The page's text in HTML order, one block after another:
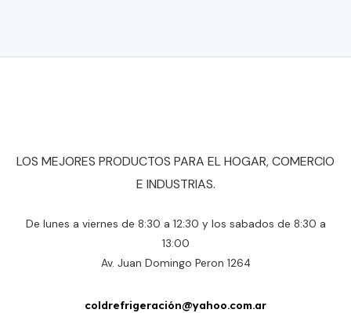
LOS MEJORES PRODUCTOS PARA EL HOGAR, COMERCIO
E INDUSTRIAS.
De lunes a viernes de 8:30 a 12:30 y los sabados de 8:30 a
13:00
Av. Juan Domingo Peron 1264
coldrefrigeración@yahoo.com.ar